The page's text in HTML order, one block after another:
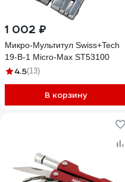
1 002 ₽
Микро-Мультитул Swiss+Tech
19-В-1 Micro-Max ST53100
4.5(13)
В корзину